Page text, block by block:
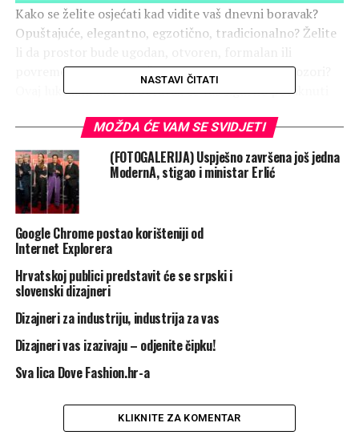
Kako se želite osjećati kad vidite vaš dnevni boravak?
Opuštajuće, elegantno, egzotično, tradicionalno? Želite
povremen? Kako biste željeli da vam izgledaju prozori?
Ovaj luksuzni dnevni boravak će vas sigurno potaknuti
u tom dijelu vašeg doma i uvidjeti ćete važnost
prostranog i dobro uređenog dnevnog boravka. Vlasnik
ovog boravka je htio postići luksuz, ali tradicionalnim
načinom. Dizajnirao ga je Marshall Watson, koji je dodao
sjajni crni Art Deco stil na vrata i pokućstvo. Paleta boja
je srebrna.
No votes yet.
POVEZANE TEME : BORAVAK DIZAJNERI
UP NEXT
Recesija u Zagrebačkoj burzi
Srbijanski poduzetnik Miroslav Mišković prelazi na
poljoprivredu
NASTAVI ČITATI
MOŽDA ĆE VAM SE SVIDJETI
(FOTOGALERIJA) Uspješno završena još jedna
ModernA, stigao i ministar Erlić
Google Chrome postao korišteniji od
Internet Explorera
Hrvatskoj publici predstavit će se srpski i
slovenski dizajneri
Dizajneri za industriju, industrija za vas
Dizajneri vas izazivaju – odjenite čipku!
Sva lica Dove Fashion.hr-a
KLIKNITE ZA KOMENTAR